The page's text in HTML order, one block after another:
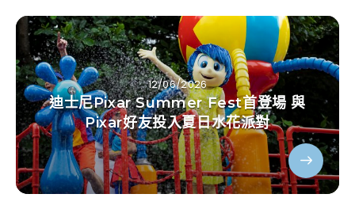
12/06/2026
迪士尼Pixar Summer Fest首登場 與
Pixar好友投入夏日水花派對